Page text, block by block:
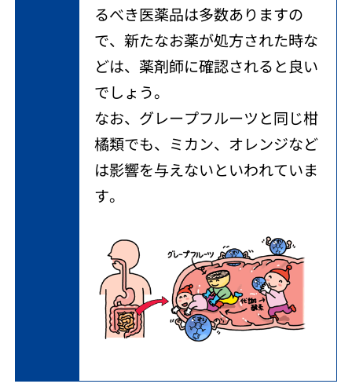
るべき医薬品は多数ありますの
で、新たなお薬が処方された時な
どは、薬剤師に確認されると良い
でしょう。
なお、グレープフルーツと同じ柑
橘類でも、ミカン、オレンジなど
は影響を与えないといわれていま
す。